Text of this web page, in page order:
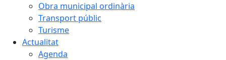
Obra municipal ordinària
Transport públic
Turisme
Actualitat
Agenda